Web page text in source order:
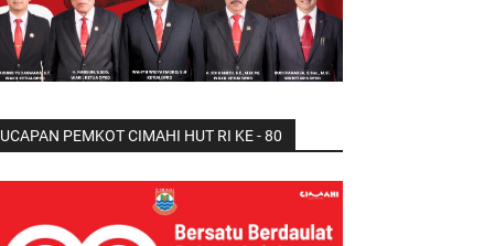
UCAPAN PEMKOT CIMAHI HUT RI KE - 80